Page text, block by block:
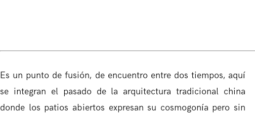
Es un punto de fusión, de encuentro entre dos tiempos, aquí
se integran el pasado de la arquitectura tradicional china
donde los patios abiertos expresan su cosmogonía pero sin